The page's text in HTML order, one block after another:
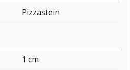
Pizzastein
1 cm